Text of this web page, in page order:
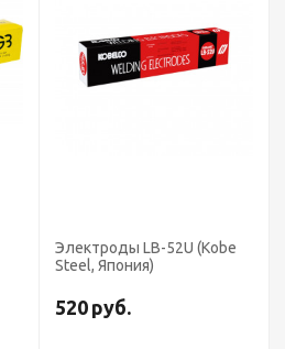
Электроды LB-52U (Kobe
Steel, Япония)
520 руб.